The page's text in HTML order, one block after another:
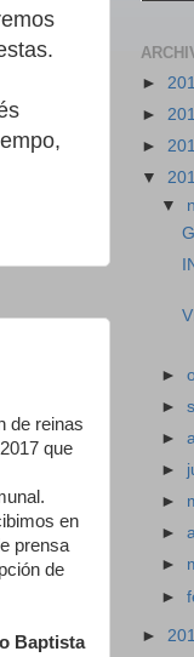
de reinas
que
en
prensa
de
Baptista
►
►
►
▼
▼
►
►
►
►
►
►
►
►
►